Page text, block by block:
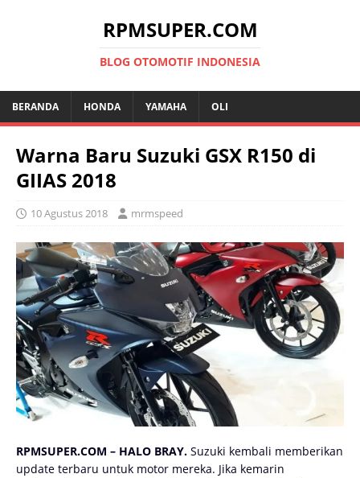
RPMSUPER.COM
BLOG OTOMOTIF INDONESIA
BERANDA HONDA YAMAHA OLI
Warna Baru Suzuki GSX R150 di
GIIAS 2018
10 Agustus 2018 mrmspeed
RPMSUPER.COM – HALO BRAY. Suzuki kembali memberikan
update terbaru untuk motor mereka. Jika kemarin